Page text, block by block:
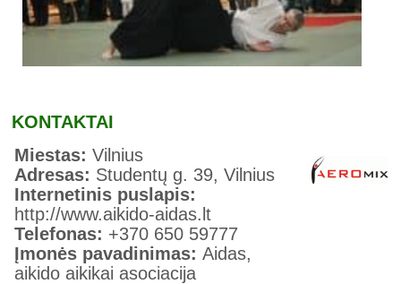
KONTAKTAI
Miestas:Vilnius
Adresas: Studentų g. 39, Vilnius
Internetinis puslapis:
http://www.aikido-aidas.lt
Telefonas: +370 650 59777
Įmonės pavadinimas:Aidas,
aikido aikikai asociacija